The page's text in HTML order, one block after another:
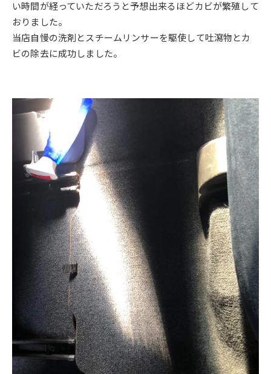
い時間が経っていただろうと予想出来るほどカビが繁殖して
おりました。
当店自慢の洗剤とスチームリンサーを駆使して吐瀉物とカ
ビの除去に成功しました。